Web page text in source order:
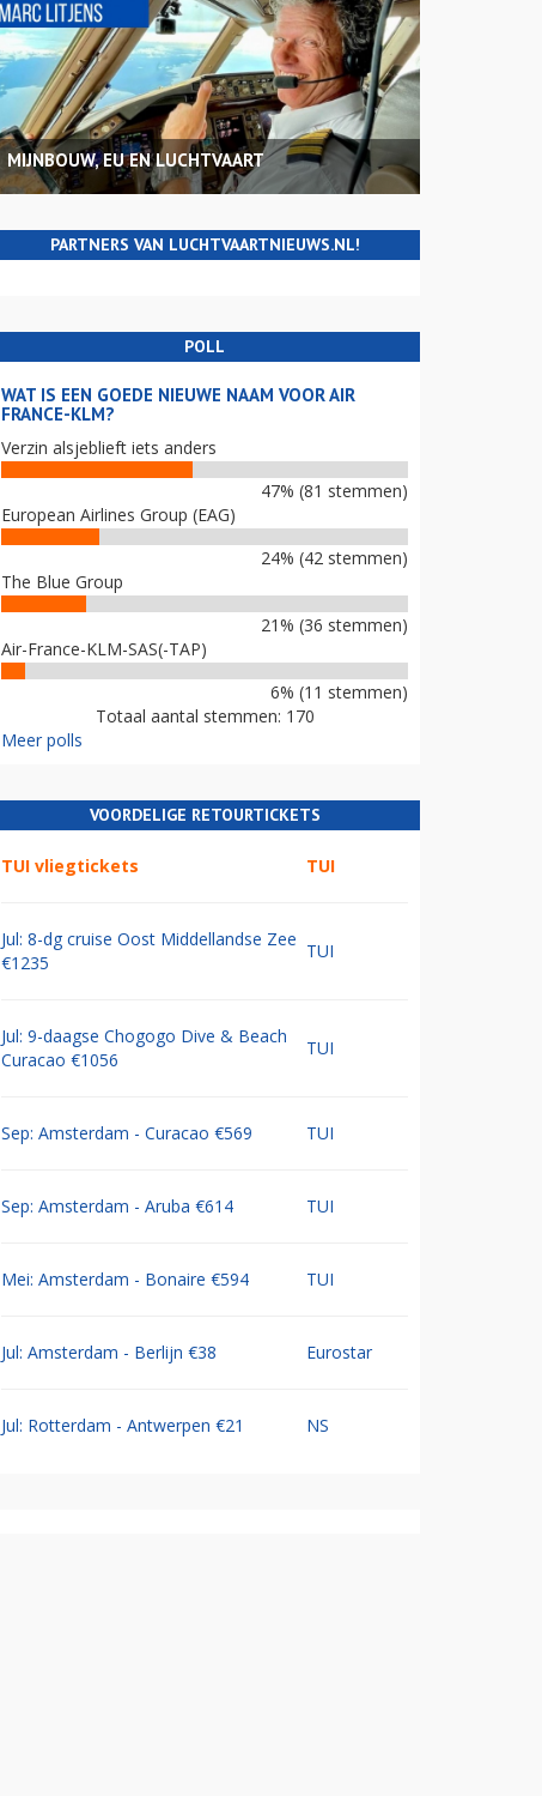
MIJNBOUW, EU EN LUCHTVAART
PARTNERS VAN LUCHTVAARTNIEUWS.NL!
POLL
WAT IS EEN GOEDE NIEUWE NAAM VOOR AIR
FRANCE-KLM?
Verzin alsjeblieft iets anders
47% (81 stemmen)
European Airlines Group (EAG)
24% (42 stemmen)
The Blue Group
21% (36 stemmen)
Air-France-KLM-SAS(-TAP)
6% (11 stemmen)
Totaal aantal stemmen: 170
Meer polls
VOORDELIGE RETOURTICKETS
TUI vliegtickets TUI
Jul: 8-dg cruise Oost Middellandse Zee
€1235
TUI
Jul: 9-daagse Chogogo Dive & Beach
Curacao €1056
TUI
Sep: Amsterdam - Curacao €569 TUI
Sep: Amsterdam - Aruba €614 TUI
Mei: Amsterdam - Bonaire €594 TUI
Jul: Amsterdam - Berlijn €38 Eurostar
Jul: Rotterdam - Antwerpen €21 NS